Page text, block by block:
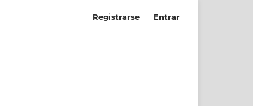
Registrarse Entrar